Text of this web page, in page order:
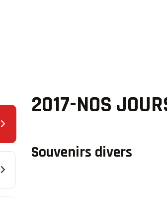
2017-NOS
Souvenirs divers